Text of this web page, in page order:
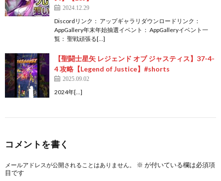
2024.12.29
Discordリンク： アップギャラリダウンロードリンク：
AppGallery年末年始抽選イベント： AppGalleryイベント一
覧： 聖戦頑張る[…]
【聖闘士星矢 レジェンド オブ ジャスティス】37-4-
4 攻略【Legend of Justice】#shorts
2025.09.02
2024年[…]
コメントを書く
メールアドレスが公開されることはありません。 ※ が付いている欄は必須項
目です